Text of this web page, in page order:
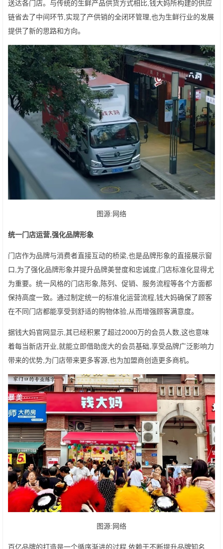
送达各门店。与传统的生鲜产品供货方式相比,钱大妈所构建的供应
链省去了中间环节,实现了产供销的全闭环管理,也为生鲜行业的发展
提供了新的思路和方向。
图源:网络
统一门店运营,强化品牌形象
门店作为品牌与消费者直接互动的桥梁,也是品牌形象的直接展示窗
口,为了强化品牌形象并提升品牌美誉度和忠诚度,门店标准化显得尤
为重要。统一风格的门店形象,陈列、促销、服务流程等各个方面都
保持高度一致。通过制定统一的标准化运营流程,钱大妈确保了顾客
在不同门店都能享受到舒适的购物体验,从而增强顾客满意度。
据钱大妈官网显示,其已经积累了超过2000万的会员人数,这也意味
着每当新店开业,就能立即借助庞大的会员基础,享受品牌广泛影响力
带来的优势,为门店带来更多客源,也为加盟商创造更多商机。
图源:网络
百亿品牌的打造是一个循序渐进的过程,依赖于不断提升品牌知名